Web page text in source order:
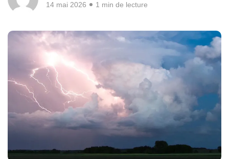
14 mai 2026 1 min de lecture